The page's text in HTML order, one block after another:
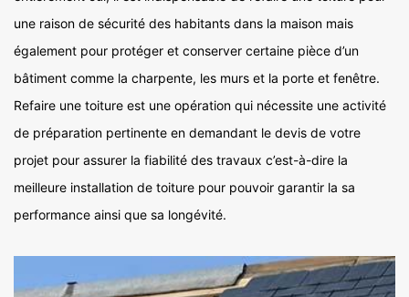
une raison de sécurité des habitants dans la maison mais
également pour protéger et conserver certaine pièce d’un
bâtiment comme la charpente, les murs et la porte et fenêtre.
Refaire une toiture est une opération qui nécessite une activité
de préparation pertinente en demandant le devis de votre
projet pour assurer la fiabilité des travaux c’est-à-dire la
meilleure installation de toiture pour pouvoir garantir la sa
performance ainsi que sa longévité.